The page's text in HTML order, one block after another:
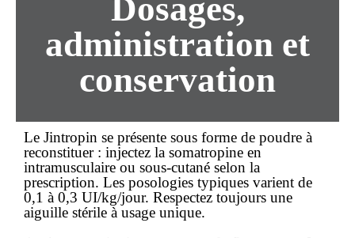
Dosages,
administration et
conservation
Le Jintropin se présente sous forme de poudre à
reconstituer : injectez la somatropine en
intramusculaire ou sous-cutané selon la
prescription. Les posologies typiques varient de
0,1 à 0,3 UI/kg/jour. Respectez toujours une
aiguille stérile à usage unique.